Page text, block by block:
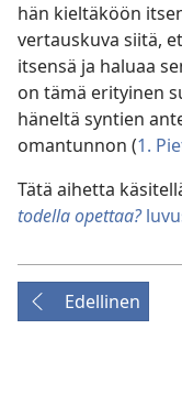
hän kieltäköön
vertauskuva siitä,
itsensä ja haluaa
on tämä erityinen
häneltä syntien
omantunnon (1.
Tätä aihetta
todella opettaa?
Edellinen